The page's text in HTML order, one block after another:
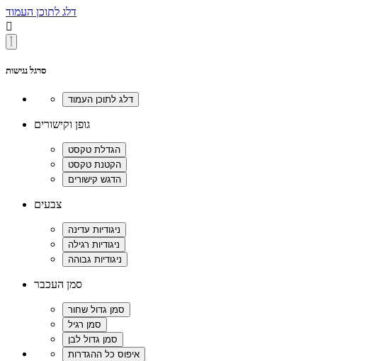
דלג לתוכן העמוד

סרגל נגישות
גופן וקישורים
צבעים
סמן העכבר